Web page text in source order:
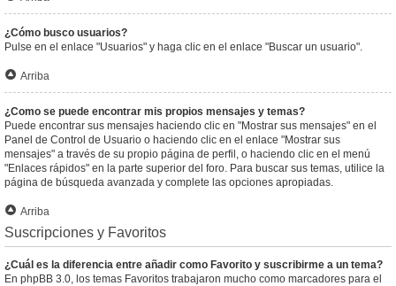
¿Cómo busco usuarios?
Pulse en el enlace "Usuarios" y haga clic en el enlace "Buscar un usuario".
Arriba
¿Como se puede encontrar mis propios mensajes y temas?
Puede encontrar sus mensajes haciendo clic en "Mostrar sus mensajes" en el
Panel de Control de Usuario o haciendo clic en el enlace "Mostrar sus
mensajes" a través de su propio página de perfil, o haciendo clic en el menú
"Enlaces rápidos" en la parte superior del foro. Para buscar sus temas, utilice la
página de búsqueda avanzada y complete las opciones apropiadas.
Arriba
Suscripciones y Favoritos
¿Cuál es la diferencia entre añadir como Favorito y suscribirme a un tema?
En phpBB 3.0, los temas Favoritos trabajaron mucho como marcadores para el